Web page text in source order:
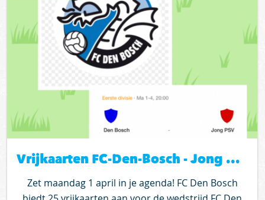
vrijwilligers in 2match.nu vragen of er iemand mee
wil. Let op: Er vindt altijd een loting plaats bij
meerdere aanmeldingen
Vrijkaarten FC-Den-Bosch - Jong PSV op maandag 1 april
Zet maandag 1 april in je agenda! FC Den Bosch